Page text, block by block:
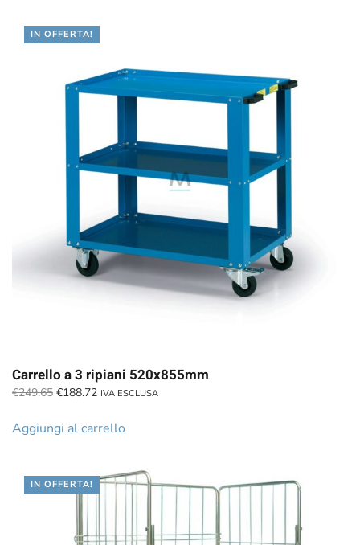
IN OFFERTA!
Carrello a 3 ripiani 520x855mm
€249.65 Il
originale
€188.72Il
attuale
IVA ESCLUSA
Aggiungi al carrello
IN OFFERTA!